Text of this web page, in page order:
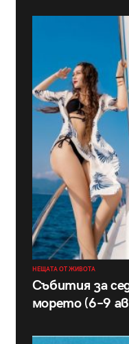
НЕЩАТА ОТ ЖИВОТА
Събития за
морето (6–9